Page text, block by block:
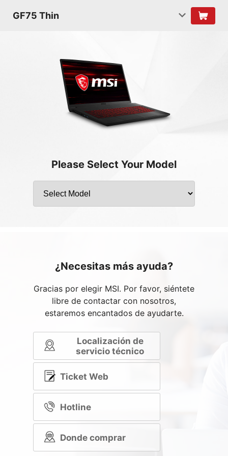
GF75 Thin
Please Select Your Model
¿Necesitas más ayuda?
Gracias por elegir MSI. Por favor, siéntete
libre de contactar con nosotros,
estaremos encantados de ayudarte.
Localización de
servicio técnico
Ticket Web
Hotline
Donde comprar